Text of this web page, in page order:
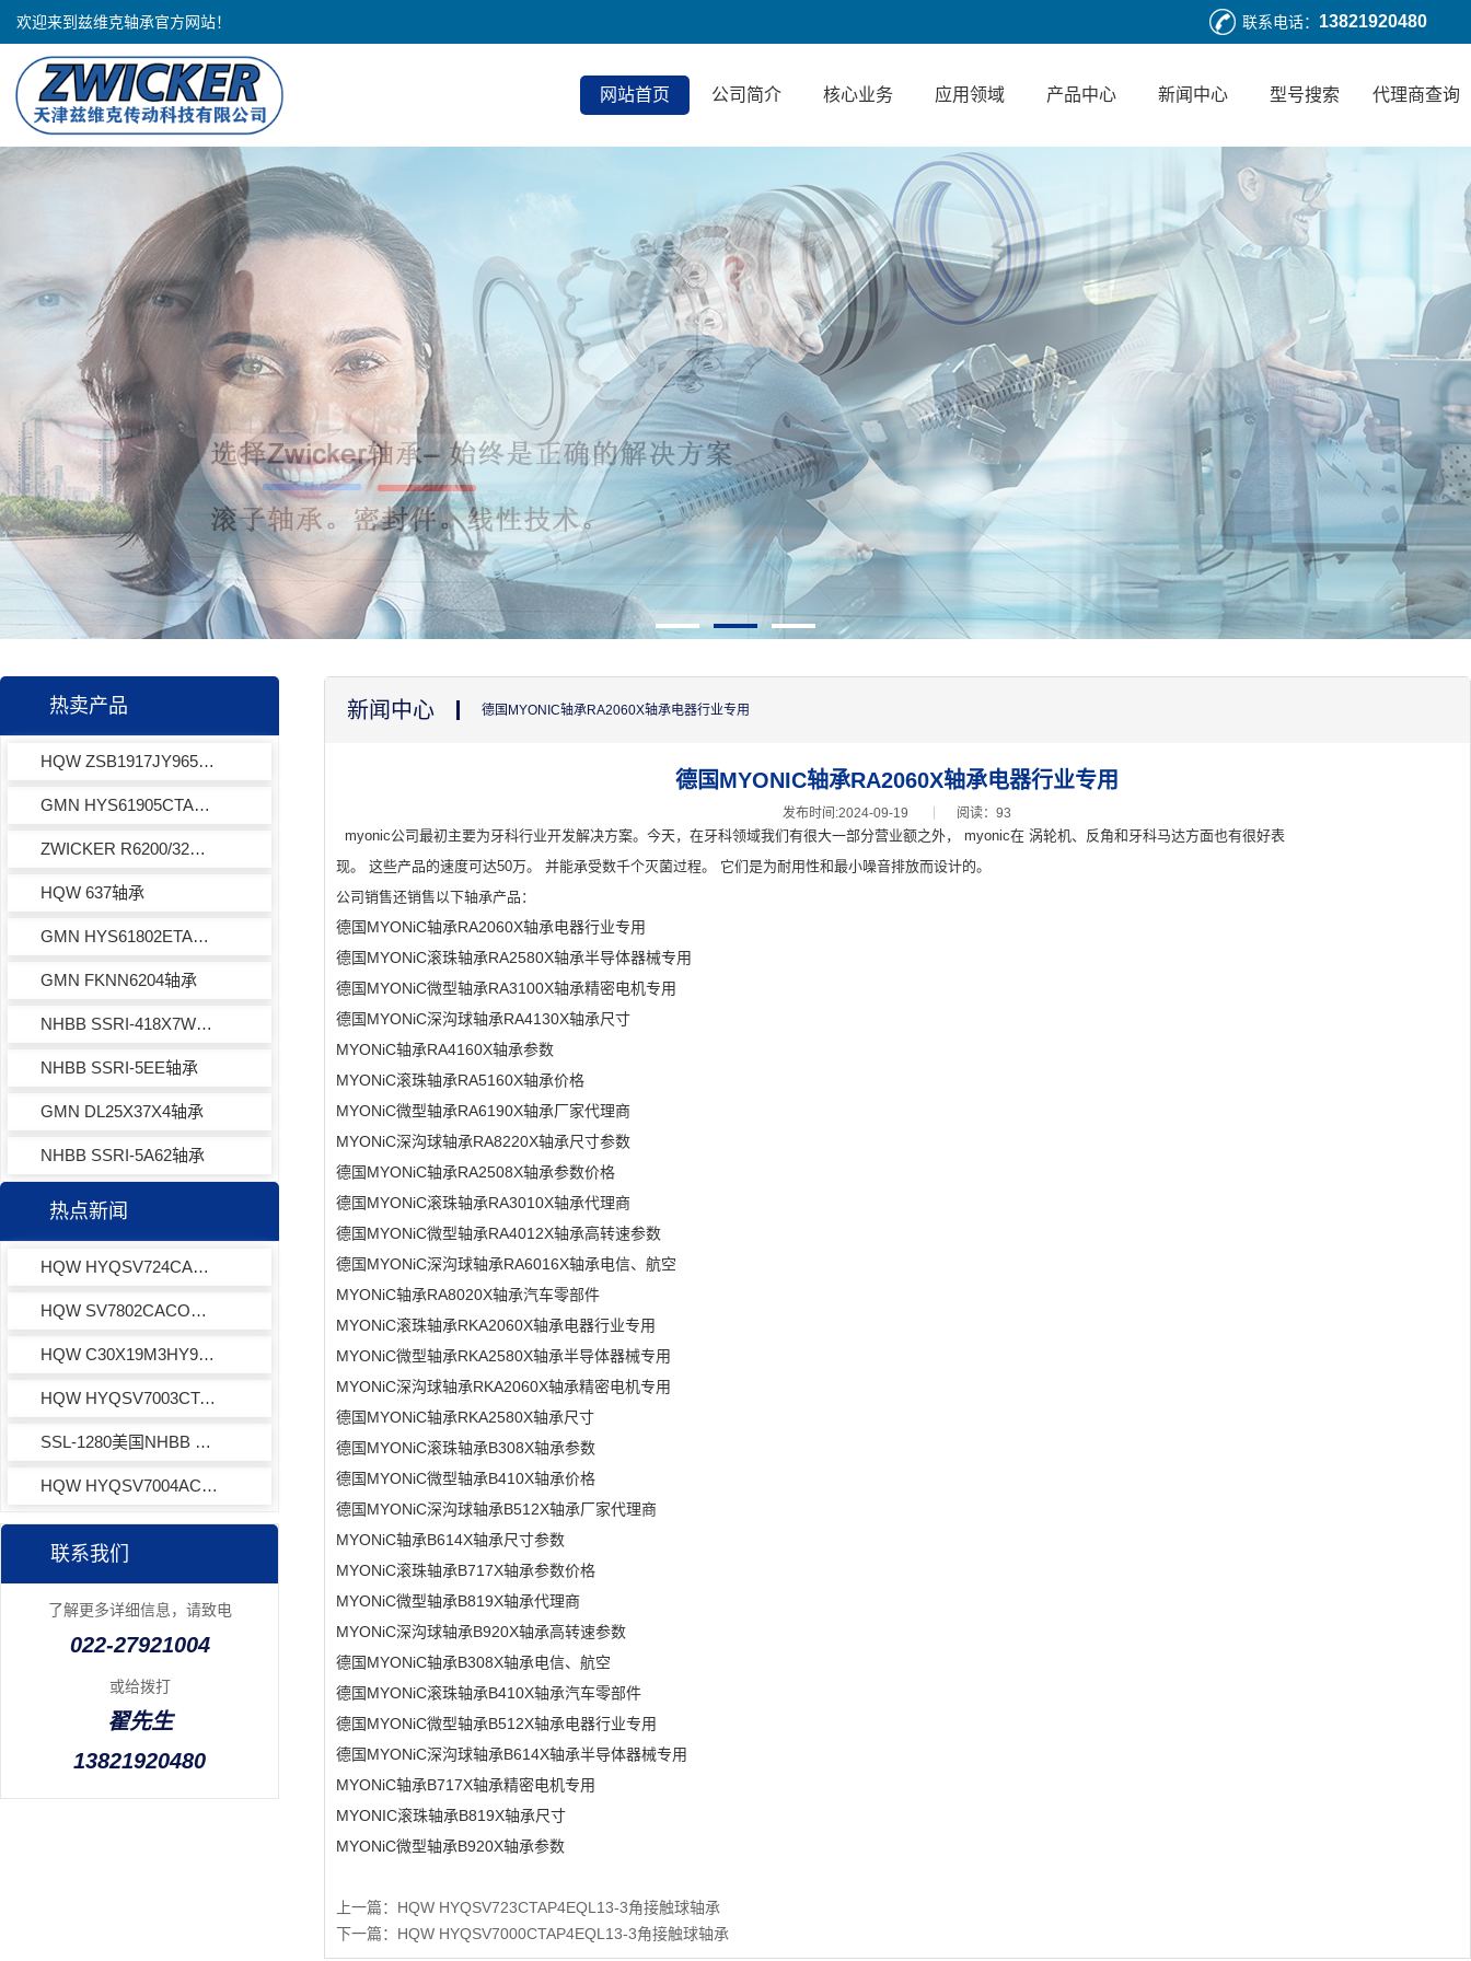
欢迎来到兹维克轴承官方网站！ 联系电话： 13821920480
网站首页 公司简介 核心业务 应用领域 产品中心 新闻中心 型号搜索 代理商查询
热卖产品
HQW ZSB1917JY965轴承
GMN HYS61905CTAP4+轴承
ZWICKER R6200/32轴承
HQW 637轴承
GMN HYS61802ETAHG轴承
GMN FKNN6204轴承
NHBB SSRI-418X7WO5MC轴承
NHBB SSRI-5EE轴承
GMN DL25X37X4轴承
NHBB SSRI-5A62轴承
热点新闻
HQW HYQSV724CACOWA7EQLD角接触球轴承
HQW SV7802CACOWA7EQLD角接触球轴承
HQW C30X19M3HY971主轴轴承
HQW HYQSV7003CTAP4EQL13-3角接触球轴承
SSL-1280美国NHBB TP1920圆柱滚子轴承
HQW HYQSV7004ACTAP4EQL13-3角接触球轴承
联系我们
了解更多详细信息，请致电
022-27921004
或给拨打
翟先生
13821920480
新闻中心 德国MYONIC轴承RA2060X轴承电器行业专用
德国MYONIC轴承RA2060X轴承电器行业专用
发布时间:2024-09-19 阅读：93
myonic公司最初主要为牙科行业开发解决方案。今天，在牙科领域我们有很大一部分营业额之外， myonic在 涡轮机、反角和牙科马达方面也有很好表
现。 这些产品的速度可达50万。 并能承受数千个灭菌过程。 它们是为耐用性和最小噪音排放而设计的。
公司销售还销售以下轴承产品：
德国MYONiC轴承RA2060X轴承电器行业专用
德国MYONiC滚珠轴承RA2580X轴承半导体器械专用
德国MYONiC微型轴承RA3100X轴承精密电机专用
德国MYONiC深沟球轴承RA4130X轴承尺寸
MYONiC轴承RA4160X轴承参数
MYONiC滚珠轴承RA5160X轴承价格
MYONiC微型轴承RA6190X轴承厂家代理商
MYONiC深沟球轴承RA8220X轴承尺寸参数
德国MYONiC轴承RA2508X轴承参数价格
德国MYONiC滚珠轴承RA3010X轴承代理商
德国MYONiC微型轴承RA4012X轴承高转速参数
德国MYONiC深沟球轴承RA6016X轴承电信、航空
MYONiC轴承RA8020X轴承汽车零部件
MYONiC滚珠轴承RKA2060X轴承电器行业专用
MYONiC微型轴承RKA2580X轴承半导体器械专用
MYONiC深沟球轴承RKA2060X轴承精密电机专用
德国MYONiC轴承RKA2580X轴承尺寸
德国MYONiC滚珠轴承B308X轴承参数
德国MYONiC微型轴承B410X轴承价格
德国MYONiC深沟球轴承B512X轴承厂家代理商
MYONiC轴承B614X轴承尺寸参数
MYONiC滚珠轴承B717X轴承参数价格
MYONiC微型轴承B819X轴承代理商
MYONiC深沟球轴承B920X轴承高转速参数
德国MYONiC轴承B308X轴承电信、航空
德国MYONiC滚珠轴承B410X轴承汽车零部件
德国MYONiC微型轴承B512X轴承电器行业专用
德国MYONiC深沟球轴承B614X轴承半导体器械专用
MYONiC轴承B717X轴承精密电机专用
MYONIC滚珠轴承B819X轴承尺寸
MYONiC微型轴承B920X轴承参数
上一篇： HQW HYQSV723CTAP4EQL13-3角接触球轴承
下一篇： HQW HYQSV7000CTAP4EQL13-3角接触球轴承